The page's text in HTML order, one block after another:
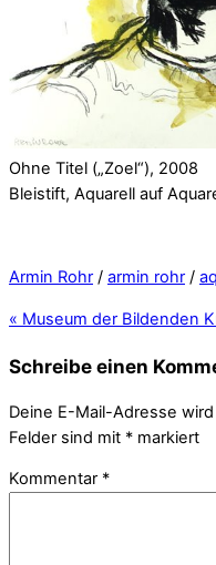
Ohne Titel („Zoel“), 2008
Bleistift, Aquarell auf
Armin Rohr / armin rohr /
« Museum der Bildenden
Schreibe einen
Deine E-Mail-Adresse
Felder sind mit * markiert
Kommentar *